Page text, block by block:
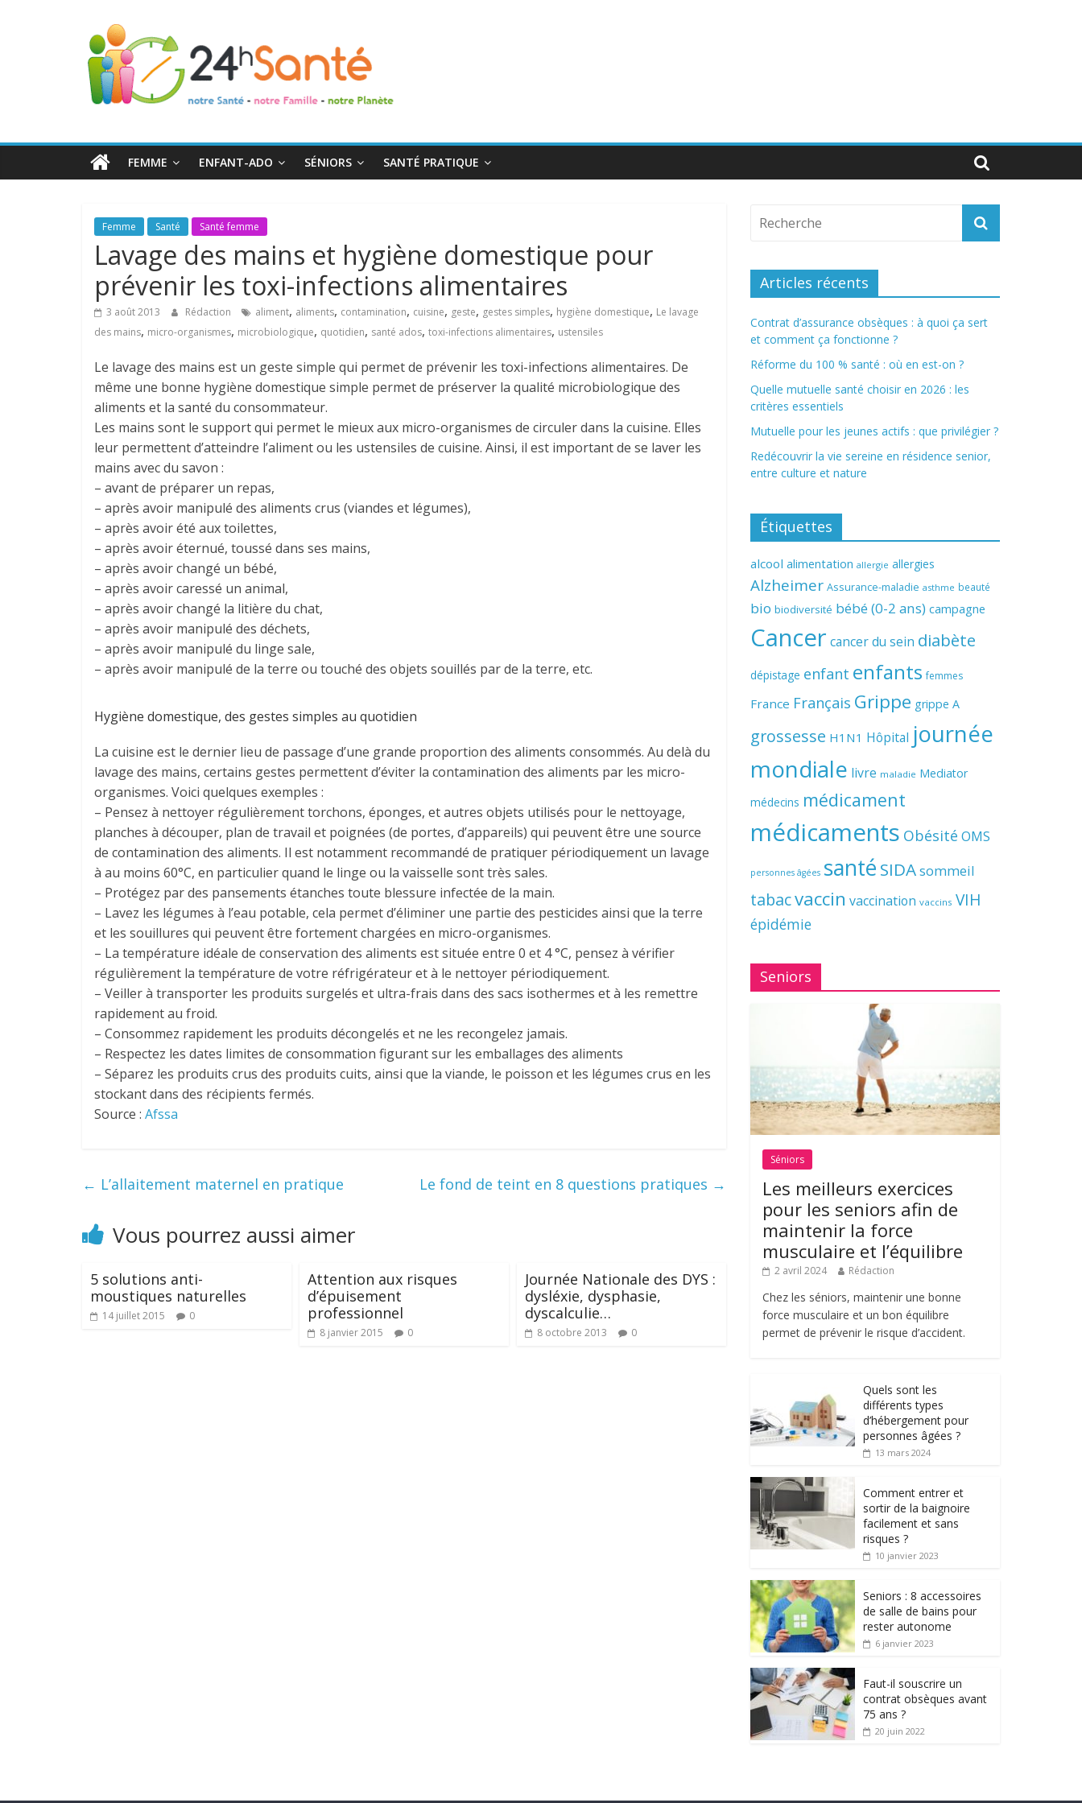
24h
Santé
toute
FEMME ENFANT-ADO SÉNIORS SANTÉ PRATIQUE
Femme Santé Santé femme
Lavage des mains et hygiène domestique pour
prévenir les toxi-infections alimentaires
3 août 2013 Rédaction aliment, aliments, contamination, cuisine, geste, gestes simples, hygiène domestique, Le lavage
des mains, micro-organismes, microbiologique, quotidien, santé ados, toxi-infections alimentaires, ustensiles
Le lavage des mains est un geste simple qui permet de prévenir les toxi-infections alimentaires. De
même une bonne hygiène domestique simple permet de préserver la qualité microbiologique des
aliments et la santé du consommateur.
Les mains sont le support qui permet le mieux aux micro-organismes de circuler dans la cuisine. Elles
leur permettent d’atteindre l’aliment ou les ustensiles de cuisine. Ainsi, il est important de se laver les
mains avec du savon :
– avant de préparer un repas,
– après avoir manipulé des aliments crus (viandes et légumes),
– après avoir été aux toilettes,
– après avoir éternué, toussé dans ses mains,
– après avoir changé un bébé,
– après avoir caressé un animal,
– après avoir changé la litière du chat,
– après avoir manipulé des déchets,
– après avoir manipulé du linge sale,
– après avoir manipulé de la terre ou touché des objets souillés par de la terre, etc.
Hygiène domestique, des gestes simples au quotidien
La cuisine est le dernier lieu de passage d’une grande proportion des aliments consommés. Au delà du
lavage des mains, certains gestes permettent d’éviter la contamination des aliments par les micro-
organismes. Voici quelques exemples :
– Pensez à nettoyer régulièrement torchons, éponges, et autres objets utilisés pour le nettoyage,
planches à découper, plan de travail et poignées (de portes, d’appareils) qui peuvent être une source
de contamination des aliments. Il est notamment recommandé de pratiquer périodiquement un lavage
à au moins 60°C, en particulier quand le linge ou la vaisselle sont très sales.
– Protégez par des pansements étanches toute blessure infectée de la main.
– Lavez les légumes à l’eau potable, cela permet d’éliminer une partie des pesticides ainsi que la terre
et les souillures qui peuvent être fortement chargées en micro-organismes.
– La température idéale de conservation des aliments est située entre 0 et 4 °C, pensez à vérifier
régulièrement la température de votre réfrigérateur et à le nettoyer périodiquement.
– Veiller à transporter les produits surgelés et ultra-frais dans des sacs isothermes et à les remettre
rapidement au froid.
– Consommez rapidement les produits décongelés et ne les recongelez jamais.
– Respectez les dates limites de consommation figurant sur les emballages des aliments
– Séparez les produits crus des produits cuits, ainsi que la viande, le poisson et les légumes crus en les
stockant dans des récipients fermés.
Source : Afssa
← L’allaitement maternel en pratique Le fond de teint en 8 questions pratiques →
Vous pourrez aussi aimer
5 solutions anti-
moustiques naturelles
14 juillet 2015 0
Attention aux risques
d’épuisement
professionnel
8 janvier 2015 0
Journée Nationale des DYS :
dysléxie, dysphasie,
dyscalculie…
8 octobre 2013 0
Articles récents
Contrat d’assurance obsèques : à quoi ça sert
et comment ça fonctionne ?
Réforme du 100 % santé : où en est-on ?
Quelle mutuelle santé choisir en 2026 : les
critères essentiels
Mutuelle pour les jeunes actifs : que privilégier ?
Redécouvrir la vie sereine en résidence senior,
entre culture et nature
Étiquettes
alcool alimentation allergie allergies
Alzheimer Assurance-maladie asthme beauté
bio biodiversité bébé (0-2 ans) campagne
Cancer cancer du sein diabète
dépistage enfant enfants femmes
France Français Grippe grippe A
grossesse H1N1 Hôpital journée
mondiale livre maladie Mediator
médecins médicament
médicaments Obésité OMS
personnes âgées santé SIDAsommeil
tabacvaccin vaccination vaccins VIH
épidémie
Seniors
Séniors
Les meilleurs exercices
pour les seniors afin de
maintenir la force
musculaire et l’équilibre
2 avril 2024 Rédaction
Chez les séniors, maintenir une bonne
force musculaire et un bon équilibre
permet de prévenir le risque d’accident.
Quels sont les
différents types
d’hébergement pour
personnes âgées ?
13 mars 2024
Comment entrer et
sortir de la baignoire
facilement et sans
risques ?
10 janvier 2023
Seniors : 8 accessoires
de salle de bains pour
rester autonome
6 janvier 2023
Faut-il souscrire un
contrat obsèques avant
75 ans ?
20 juin 2022